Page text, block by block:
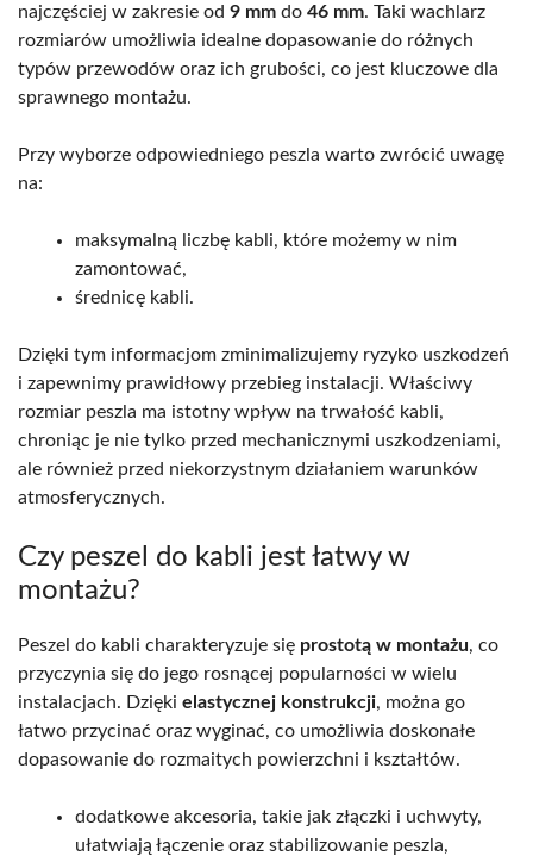
najczęściej w zakresie od 9 mm do 46 mm. Taki wachlarz
rozmiarów umożliwia idealne dopasowanie do różnych
typów przewodów oraz ich grubości, co jest kluczowe dla
sprawnego montażu.
Przy wyborze odpowiedniego peszla warto zwrócić uwagę
na:
maksymalną liczbę kabli, które możemy w nim
zamontować,
średnicę kabli.
Dzięki tym informacjom zminimalizujemy ryzyko uszkodzeń
i zapewnimy prawidłowy przebieg instalacji. Właściwy
rozmiar peszla ma istotny wpływ na trwałość kabli,
chroniąc je nie tylko przed mechanicznymi uszkodzeniami,
ale również przed niekorzystnym działaniem warunków
atmosferycznych.
Czy peszel do kabli jest łatwy w
montażu?
Peszel do kabli charakteryzuje się prostotą w montażu, co
przyczynia się do jego rosnącej popularności w wielu
instalacjach. Dzięki elastycznej konstrukcji, można go
łatwo przycinać oraz wyginać, co umożliwia doskonałe
dopasowanie do rozmaitych powierzchni i kształtów.
dodatkowe akcesoria, takie jak złączki i uchwyty,
ułatwiają łączenie oraz stabilizowanie peszla,